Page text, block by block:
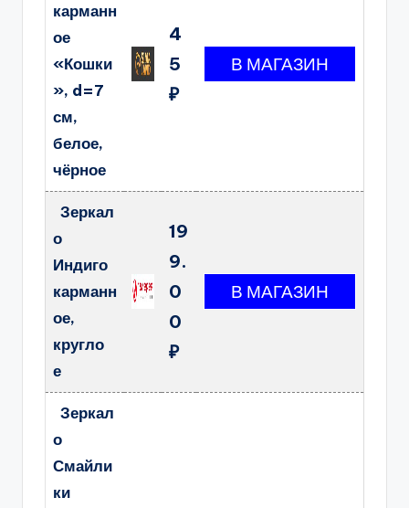
карманн
ое
«Кошки
», d=7
см,
белое,
чёрное
4
5
₽
Зеркал
о
Индиго
карманн
ое,
кругло
е
19
9.
0
0
₽
Зеркал
о
Смайли
ки